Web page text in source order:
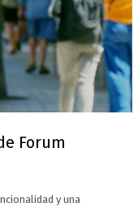
Forum
y una